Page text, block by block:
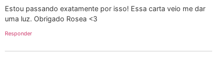
Estou passando exatamente por isso! Essa carta veio me dar
uma luz. Obrigado Rosea <3
Responder